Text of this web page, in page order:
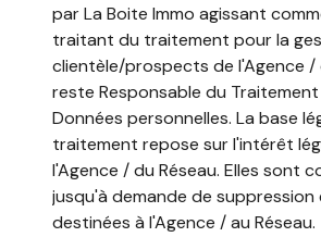
par La Boite Immo agissant
traitant du traitement pour la
clientèle/prospects de l'Agence /
reste Responsable du
Données personnelles. La base
traitement repose sur l'intérêt
l'Agence / du Réseau. Elles sont
jusqu'à demande de
destinées à l'Agence / au Réseau.